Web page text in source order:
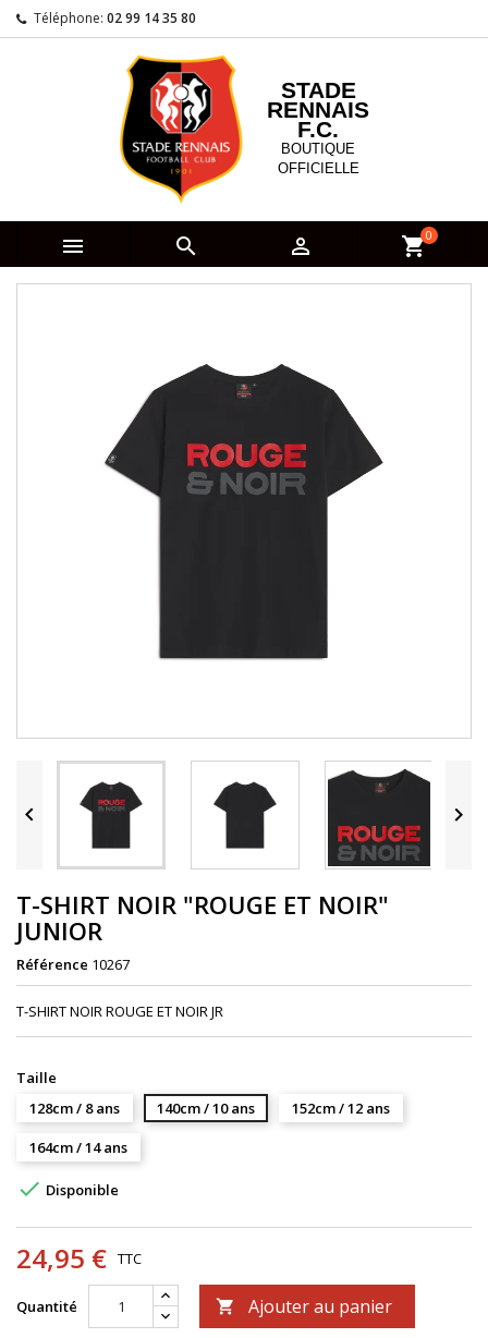
Téléphone: 02 99 14 35 80
STADE
RENNAIS
F.C.
BOUTIQUE
OFFICIELLE
   shopping_cart0
 
T-SHIRT NOIR "ROUGE ET NOIR"
JUNIOR
Référence 10267
T-SHIRT NOIR ROUGE ET NOIR JR
Taille
128cm / 8 ans
140cm / 10 ans
152cm / 12 ans
164cm / 14 ans
 Disponible
24,95 € TTC
Quantité  Ajouter au panier